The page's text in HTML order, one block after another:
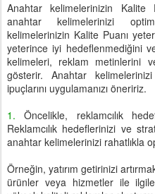
Anahtar kelimelerinizin Kalite
anahtar kelimelerinizi
kelimelerinizin Kalite Puanı
yeterince iyi hedeflenmediğini
kelimeleri, reklam metinlerini
gösterir. Anahtar
ipuçlarını uygulamanızı öneririz.
1.Öncelikle, reklamcılık
Reklamcılık hedeflerinizi ve
anahtar kelimelerinizi rahatlıkla
Örneğin, yatırım getirinizi
ürünler veya hizmetler ile